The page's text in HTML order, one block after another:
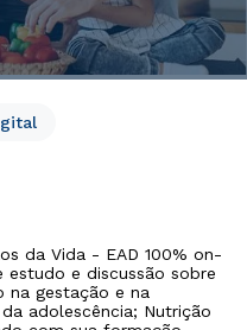
da Vida - EAD 100% on-
e discussão sobre
Nutrição